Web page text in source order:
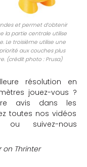
et permet d’obtenir
la partie centrale utilise
Le troisième utilise une
aux couches plus
(crédit photo : Prusa)
résolution en
jouez-vous ?
avis dans les
toutes nos vidéos
ou suivez-nous
Thrinter